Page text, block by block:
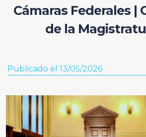
Cámaras Federales |
de la
Publicado el 13/05/2026